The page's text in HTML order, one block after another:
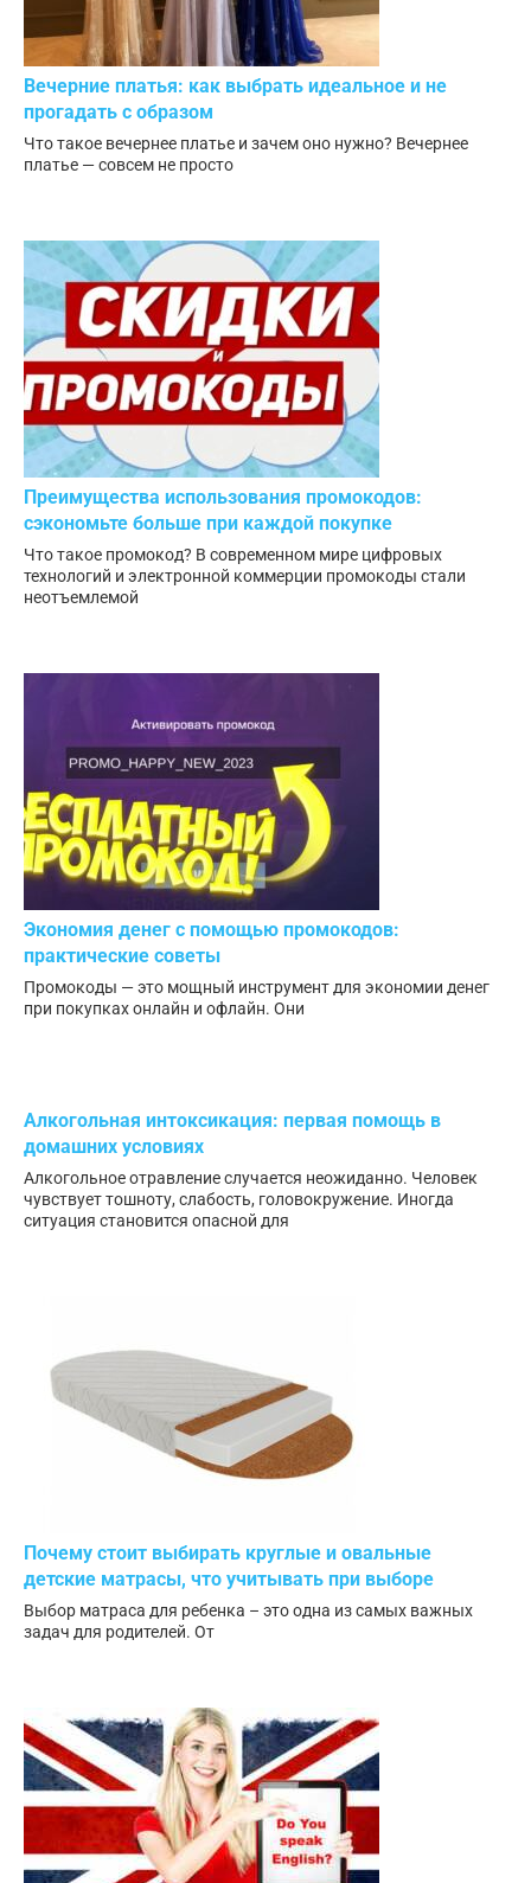
Вечерние платья: как выбрать идеальное и не
прогадать с образом
Что такое вечернее платье и зачем оно нужно? Вечернее
платье — совсем не просто
Преимущества использования промокодов:
сэкономьте больше при каждой покупке
Что такое промокод? В современном мире цифровых
технологий и электронной коммерции промокоды стали
неотъемлемой
Экономия денег с помощью промокодов:
практические советы
Промокоды — это мощный инструмент для экономии денег
при покупках онлайн и офлайн. Они
Алкогольная интоксикация: первая помощь в
домашних условиях
Алкогольное отравление случается неожиданно. Человек
чувствует тошноту, слабость, головокружение. Иногда
ситуация становится опасной для
Почему стоит выбирать круглые и овальные
детские матрасы, что учитывать при выборе
Выбор матраса для ребенка – это одна из самых важных
задач для родителей. От